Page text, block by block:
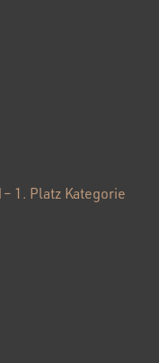
1. Platz Kategorie